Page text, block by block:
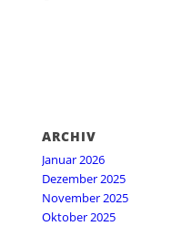
ARCHIV
Januar 2026
Dezember 2025
November 2025
Oktober 2025